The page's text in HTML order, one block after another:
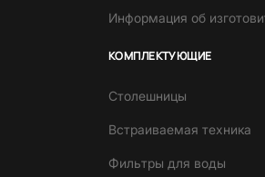
Информация об
КОМПЛЕКТУЮЩИЕ
Столешницы
Встраиваемая техника
Фильтры для воды